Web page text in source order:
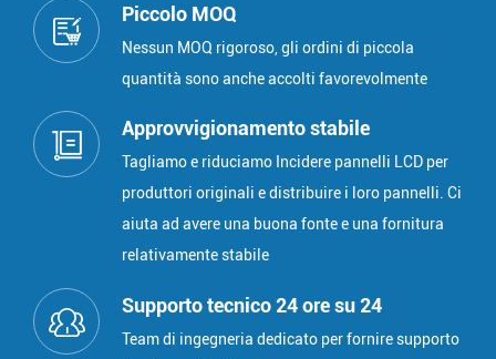
Piccolo MOQ
Nessun MOQ rigoroso, gli ordini di piccola
quantità sono anche accolti favorevolmente
Approvvigionamento stabile
Tagliamo e riduciamo Incidere pannelli LCD per
produttori originali e distribuire i loro pannelli. Ci
aiuta ad avere una buona fonte e una fornitura
relativamente stabile
Supporto tecnico 24 ore su 24
Team di ingegneria dedicato per fornire supporto